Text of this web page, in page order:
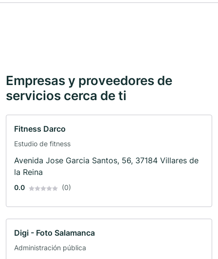
Empresas y proveedores de
servicios cerca de ti
Fitness Darco
Estudio de fitness
Avenida Jose Garcia Santos, 56, 37184 Villares de
la Reina
0.0 (0)
Digi - Foto Salamanca
Administración pública